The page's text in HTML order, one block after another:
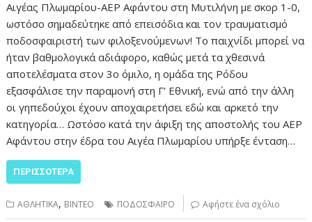
Αιγέας Πλωμαρίου-ΑΕΡ Αφάντου στη Μυτιλήνη με σκορ 1-0,
ωστόσο σημαδεύτηκε από επεισόδια και τον τραυματισμό
ποδοσφαιριστή των φιλοξενούμενων! Το παιχνίδι μπορεί να
ήταν βαθμολογικά αδιάφορο, καθώς μετά τα χθεσινά
αποτελέσματα στον 3ο όμιλο, η ομάδα της Ρόδου
εξασφάλισε την παραμονή στη Γ’ Εθνική, ενώ από την άλλη
οι γηπεδούχοι έχουν αποχαιρετήσει εδώ και αρκετό την
κατηγορία… Ωστόσο κατά την άφιξη της αποστολής του ΑΕΡ
Αφάντου στην έδρα του Αιγέα Πλωμαρίου υπήρξε ένταση…
ΠΕΡΙΣΣΌΤΕΡΑ
ΑΘΛΗΤΙΚΑ, ΒΙΝΤΕΟ ΠΟΔΟΣΦΑΙΡΟ Αφήστε ένα σχόλιο